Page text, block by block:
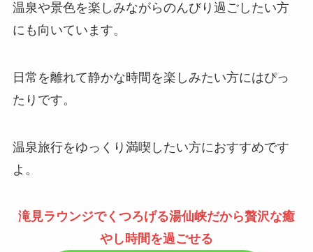
温泉や景色を楽しみながらのんびり過ごしたい方
にも向いています。
日常を離れて静かな時間を楽しみたい方にはぴっ
たりです。
温泉旅行をゆっくり満喫したい方におすすめです
よ。
滝見ラウンジでくつろげる湯仙峡だから贅沢な癒
やし時間を過ごせる